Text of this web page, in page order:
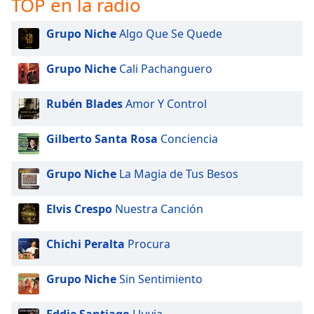
Opacity
Caption
Area
Background
Color
Opacity
Size
Text
Edge
Style
Grupo NicheAlgo Que Se Quede
Grupo Niche Cali Pachanguero
Rubén BladesAmor Y Control
Gilberto Santa Rosa Conciencia
Grupo Niche La Magia de Tus Besos
Elvis Crespo Nuestra Canción
Chichi Peralta Procura
Grupo NicheSin Sentimiento